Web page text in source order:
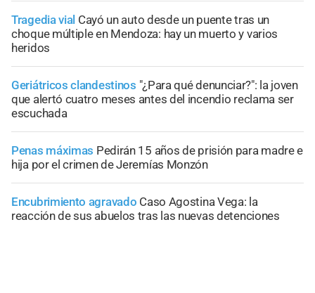
Tragedia vial Cayó un auto desde un puente tras un
choque múltiple en Mendoza: hay un muerto y varios
heridos
Geriátricos clandestinos "¿Para qué denunciar?": la joven
que alertó cuatro meses antes del incendio reclama ser
escuchada
Penas máximas Pedirán 15 años de prisión para madre e
hija por el crimen de Jeremías Monzón
Encubrimiento agravado Caso Agostina Vega: la
reacción de sus abuelos tras las nuevas detenciones